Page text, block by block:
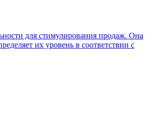
для стимулирования продаж. Она
их уровень в соответствии с